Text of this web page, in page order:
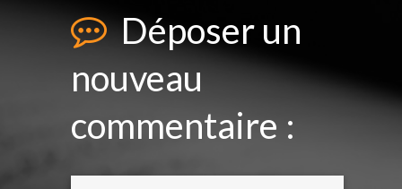
Déposer un
nouveau
commentaire :